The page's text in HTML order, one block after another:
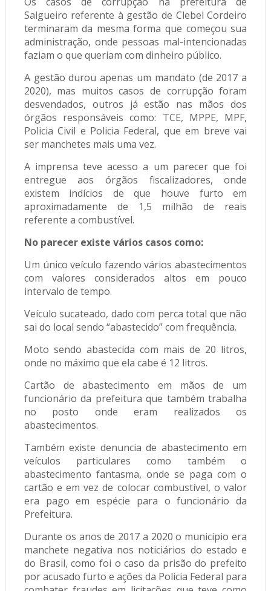
Salgueiro referente à gestão de Clebel Cordeiro
terminaram da mesma forma que começou sua
administração, onde pessoas mal-intencionadas
faziam o que queriam com dinheiro público.
A gestão durou apenas um mandato (de 2017 a
2020), mas muitos casos de corrupção foram
desvendados, outros já estão nas mãos dos
órgãos responsáveis como: TCE, MPPE, MPF,
Policia Civil e Policia Federal, que em breve vai
ser manchetes mais uma vez.
A imprensa teve acesso a um parecer que foi
entregue aos órgãos fiscalizadores, onde
existem indícios de que houve furto em
aproximadamente de 1,5 milhão de reais
referente a combustível.
No parecer existe vários casos como:
Um único veículo fazendo vários abastecimentos
com valores considerados altos em pouco
intervalo de tempo.
Veículo sucateado, dado com perca total que não
sai do local sendo “abastecido” com frequência.
Moto sendo abastecida com mais de 20 litros,
onde no máximo que ela cabe é 12 litros.
Cartão de abastecimento em mãos de um
funcionário da prefeitura que também trabalha
no posto onde eram realizados os
abastecimentos.
Também existe denuncia de abastecimento em
veículos particulares como também o
abastecimento fantasma, onde se paga com o
cartão e em vez de colocar combustível, o valor
era pago em espécie para o funcionário da
Prefeitura.
Durante os anos de 2017 a 2020 o município era
manchete negativa nos noticiários do estado e
do Brasil, como foi o caso da prisão do prefeito
por acusado furto e ações da Policia Federal para